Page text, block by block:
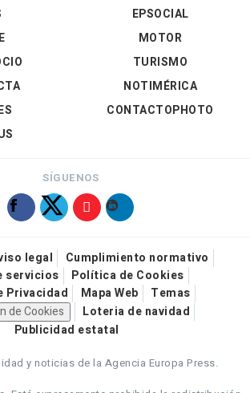
EPSOCIAL
MOTOR
TURISMO
NOTIMÉRICA
CONTACTOPHOTO
SÍGUENOS
legal
Cumplimiento normativo
servicios
Política de Cookies
Privacidad
Mapa Web
Temas
de Cookies
Loteria de navidad
Publicidad estatal
y noticias de la Agencia Europa Press.